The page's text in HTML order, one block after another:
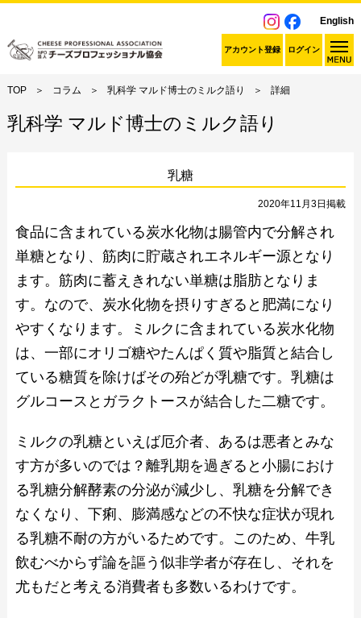
English
アカウント登録 ログイン
TOP コラム 乳科学 マルド博士のミルク語り 詳細
乳科学 マルド博士のミルク語り
乳糖
2020年11月3日掲載
食品に含まれている炭水化物は腸管内で分解され
単糖となり、筋肉に貯蔵されエネルギー源となり
ます。筋肉に蓄えきれない単糖は脂肪となりま
す。なので、炭水化物を摂りすぎると肥満になり
やすくなります。ミルクに含まれている炭水化物
は、一部にオリゴ糖やたんぱく質や脂質と結合し
ている糖質を除けばその殆どが乳糖です。乳糖は
グルコースとガラクトースが結合した二糖です。
ミルクの乳糖といえば厄介者、あるは悪者とみな
す方が多いのでは？離乳期を過ぎると小腸におけ
る乳糖分解酵素の分泌が減少し、乳糖を分解でき
なくなり、下痢、膨満感などの不快な症状が現れ
る乳糖不耐の方がいるためです。このため、牛乳
飲むべからず論を謳う似非学者が存在し、それを
尤もだと考える消費者も多数いるわけです。